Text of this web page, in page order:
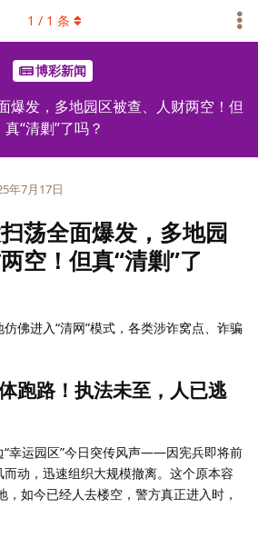
博彩新闻
爆发，多地园区被查、人财两空！但
真“清剿”了吗？
1 / 1 条
年7月17日
荡全面爆发，多地园
空！但真“清剿”了
佛进入“清网”模式，各类涉诈窝点、诈骗
跑路！执法未至，人已逃
“幸运园区”今日突传风声——因宪兵即将前
动，迅速组织大规模撤离。这个原本容
如今已经人去楼空，警方真正进入时，